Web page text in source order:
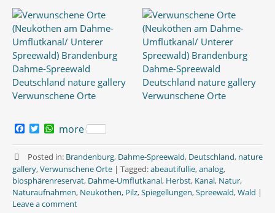
c
e
b
o
o
k
T
i
t
t
e
r
W
a
t
s
A
p
p
more
Posted in: Brandenburg, Dahme-Spreewald, Deutschland, nature
gallery,Verwunschene Orte | Tagged:abeautifullie,analog,
biosphärenreservat, Dahme-Umflutkanal, Herbst, Kanal, Natur,
Naturaufnahmen, Neuköthen, Pilz,Spiegellungen,Spreewald,Wald |
Leave a comment